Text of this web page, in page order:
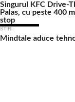
Singurul KFC Drive-
Palas, cu peste 400
stop
STIRI
Mindtale aduce